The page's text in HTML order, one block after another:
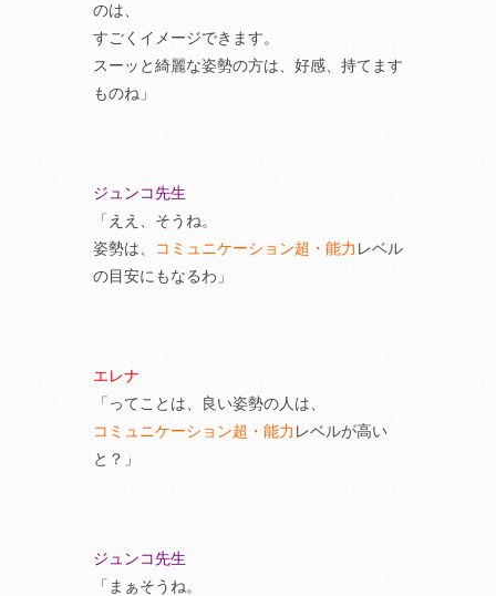
のは、
すごくイメージできます。
スーッと綺麗な姿勢の方は、好感、持てます
ものね」
ジュンコ先生
「ええ、そうね。
姿勢は、
コミュニケーション超・能力 レベル
の目安にもなるわ」
エレナ
「ってことは、良い姿勢の人は、
コミュニケーション超・能力 レベルが高い
と？」
ジュンコ先生
「まぁそうね。